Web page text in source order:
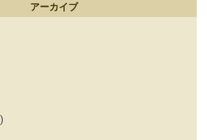
アーカイブ